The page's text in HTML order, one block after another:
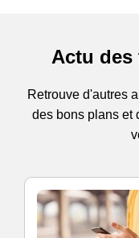
Actu des
Retrouve d'autres
des bons plans et